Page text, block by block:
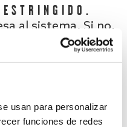
usan para personalizar
funciones de redes
al sistema. Si no,